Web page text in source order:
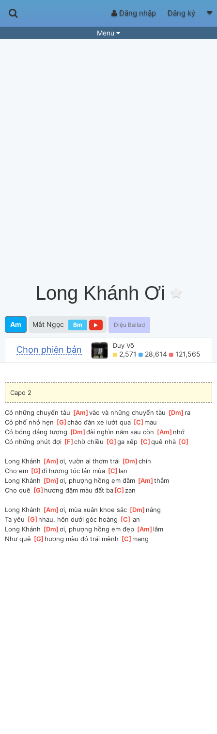
Đăng nhập Đăng ký
Menu
Long Khánh Ơi
Am Mắt Ngọc Bm Điệu Ballad
Chọn phiên bản Duy Võ
2,571 28,614 121,565
Capo 2
Có những chuyến tàu [Am ]
vào và những chuyến tàu [Dm ]ra
Có phố nhỏ hẹn [G ]
chào đàn xe lướt qua [C ]mau
Có bóng dáng tượng [Dm ]
đài nghìn năm sau còn [Am ]nhớ
Có những phút đợi [F ]
chờ chiều [G ]
ga xếp [C ]
quê nhà [G
Long Khánh [Am ]
ơi, vườn ai thơm trái [Dm ]
chín
Cho em [G ]
đi hương tóc lán mùa [C ]lan
Long Khánh [Dm ]
ơi, phượng hồng em đằm [Am ]thắm
Cho quê [G ]hương đậm màu đất ba[C ]zan
Long Khánh [Am ]
ơi, mùa xuân khoe sắc [Dm ]nắng
Ta yêu [G ]nhau, hôn dưới góc hoàng [C ]lan
Long Khánh [Dm ]
ơi, phượng hồng em đẹp [Am ]lắm
Như quê [G ]hương màu đỏ trái mênh [C ]mang